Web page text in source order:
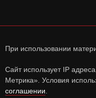
При использовании
Сайт использует IP
Метрика». Условия
соглашении